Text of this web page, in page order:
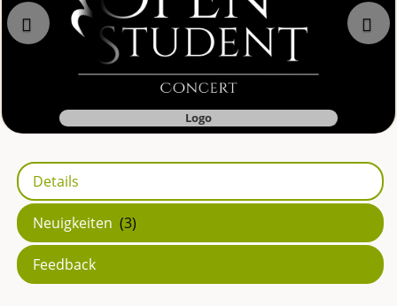
Logo
Zurück
Details
Neuigkeiten (3)
Feedback